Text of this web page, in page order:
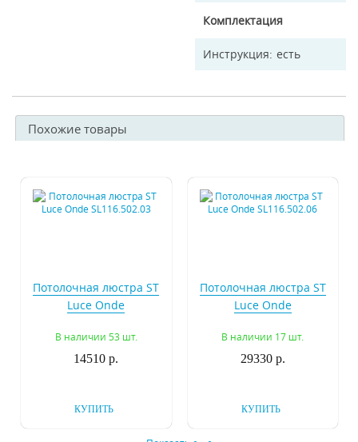
Комплектация
Инструкция есть
Похожие товары
Потолочная люстра ST
Luce Onde
В наличии 53 шт.
14510 р.
КУПИТЬ
Потолочная люстра ST
Luce Onde
В наличии 17 шт.
29330 р.
КУПИТЬ